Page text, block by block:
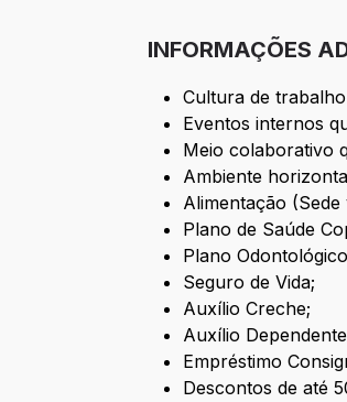
INFORMAÇÕES
Cultura de
Eventos internos
Meio colaborativo
Ambiente
Alimentação
Plano de Saúde
Plano
Seguro de Vida;
Auxílio Creche;
Auxílio
Empréstimo
Descontos de até